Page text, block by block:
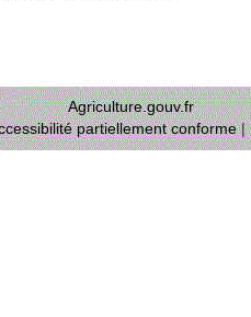
Agriculture.gouv.fr
partiellement conforme|